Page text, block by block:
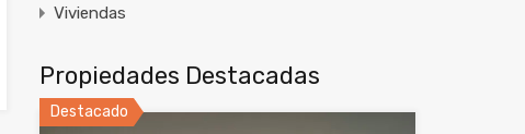
Viviendas
Propiedades Destacadas
Destacado